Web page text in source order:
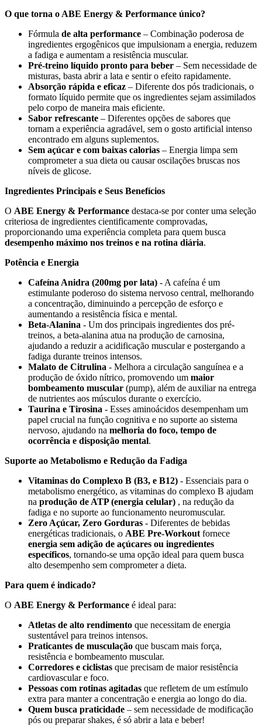
O que torna o ABE Energy & Performance único?
Fórmula de alta performance – Combinação poderosa de
ingredientes ergogênicos que impulsionam a energia, reduzem
a fadiga e aumentam a resistência muscular.
Pré-treino líquido pronto para beber – Sem necessidade de
misturas, basta abrir a lata e sentir o efeito rapidamente.
Absorção rápida e eficaz – Diferente dos pós tradicionais, o
formato líquido permite que os ingredientes sejam assimilados
pelo corpo de maneira mais eficiente.
Sabor refrescante – Diferentes opções de sabores que
tornam a experiência agradável, sem o gosto artificial intenso
encontrado em alguns suplementos.
Sem açúcar e com baixas calorias – Energia limpa sem
comprometer a sua dieta ou causar oscilações bruscas nos
níveis de glicose.
Ingredientes Principais e Seus Benefícios
O ABE Energy & Performance destaca-se por conter uma seleção
criteriosa de ingredientes cientificamente comprovadas,
proporcionando uma experiência completa para quem busca
desempenho máximo nos treinos e na rotina diária.
Potência e Energia
Cafeína Anidra (200mg por lata) - A cafeína é um
estimulante poderoso do sistema nervoso central, melhorando
a concentração, diminuindo a percepção de esforço e
aumentando a resistência física e mental.
Beta-Alanina - Um dos principais ingredientes dos pré-
treinos, a beta-alanina atua na produção de carnosina,
ajudando a reduzir a acidificação muscular e postergando a
fadiga durante treinos intensos.
Malato de Citrulina - Melhora a circulação sanguínea e a
produção de óxido nítrico, promovendo um maior
bombeamento muscular (pump), além de auxiliar na entrega
de nutrientes aos músculos durante o exercício.
Taurina e Tirosina - Esses aminoácidos desempenham um
papel crucial na função cognitiva e no suporte ao sistema
nervoso, ajudando na melhoria do foco, tempo de
ocorrência e disposição mental.
Suporte ao Metabolismo e Redução da Fadiga
Vitaminas do Complexo B (B3, e B12) - Essenciais para o
metabolismo energético, as vitaminas do complexo B ajudam
na produção de ATP (energia celular) , na redução da
fadiga e no suporte ao funcionamento neuromuscular.
Zero Açúcar, Zero Gorduras - Diferentes de bebidas
energéticas tradicionais, o ABE Pre-Workout fornece
energia sem adição de açúcares ou ingredientes
específicos, tornando-se uma opção ideal para quem busca
alto desempenho sem comprometer a dieta.
Para quem é indicado?
O ABE Energy & Performance é ideal para:
Atletas de alto rendimento que necessitam de energia
sustentável para treinos intensos.
Praticantes de musculação que buscam mais força,
resistência e bombeamento muscular.
Corredores e ciclistas que precisam de maior resistência
cardiovascular e foco.
Pessoas com rotinas agitadas que refletem de um estímulo
extra para manter a concentração e energia ao longo do dia.
Quem busca praticidade – sem necessidade de modificação
pós ou preparar shakes, é só abrir a lata e beber!